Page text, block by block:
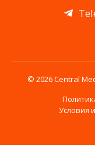
© 2026 Central
Условия